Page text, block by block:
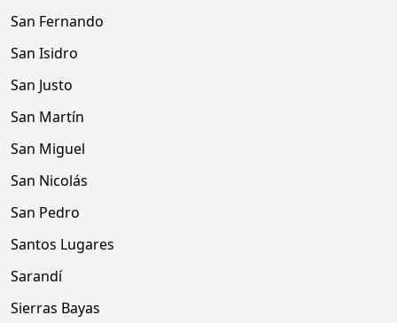
San Fernando
San Isidro
San Justo
San Martín
San Miguel
San Nicolás
San Pedro
Santos Lugares
Sarandí
Sierras Bayas